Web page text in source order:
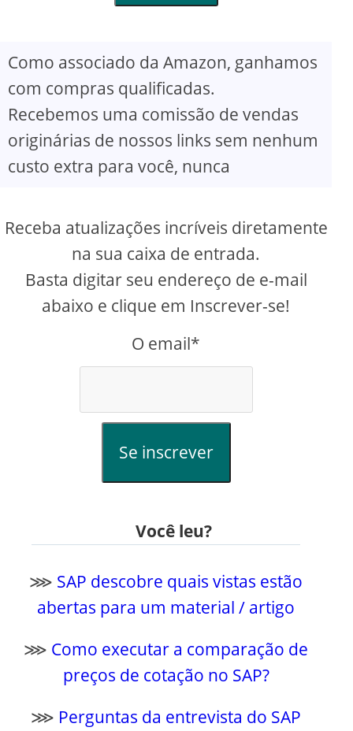
Como associado da Amazon, ganhamos
com compras qualificadas.
Recebemos uma comissão de vendas
originárias de nossos links sem nenhum
custo extra para você, nunca
Receba atualizações incríveis diretamente
na sua caixa de entrada.
Basta digitar seu endereço de e-mail
abaixo e clique em Inscrever-se!
O email*
Se inscrever
Você leu?
⋙ SAP descobre quais vistas estão
abertas para um material / artigo
⋙ Como executar a comparação de
preços de cotação no SAP?
⋙ Perguntas da entrevista do SAP